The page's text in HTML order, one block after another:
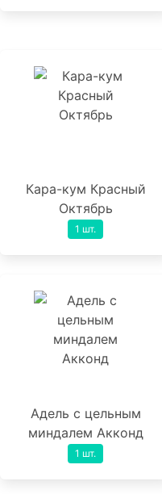
Кара-кум Красный
Октябрь
1 шт.
Адель с цельным
миндалем Акконд
1 шт.